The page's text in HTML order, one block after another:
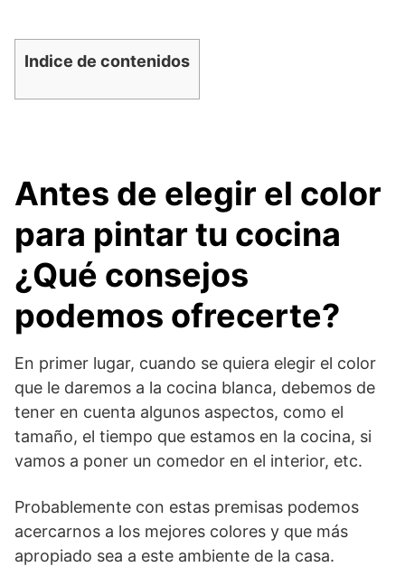
Indice de contenidos
Antes de elegir el color
para pintar tu cocina
¿Qué consejos
podemos ofrecerte?
En primer lugar, cuando se quiera elegir el color
que le daremos a la cocina blanca, debemos de
tener en cuenta algunos aspectos, como el
tamaño, el tiempo que estamos en la cocina, si
vamos a poner un comedor en el interior, etc.
Probablemente con estas premisas podemos
acercarnos a los mejores colores y que más
apropiado sea a este ambiente de la casa.